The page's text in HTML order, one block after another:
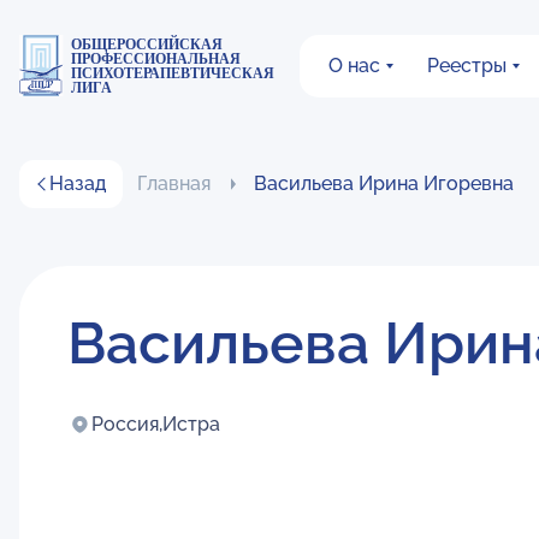
ОБЩЕРОССИЙСКАЯ
ПРОФЕССИОНАЛЬНАЯ
ПСИХОТЕРАПЕВТИЧЕСКАЯ
ЛИГА
О нас Реестры
Назад Главная Васильева Ирина Игоревна
Васильева
Россия,Истра